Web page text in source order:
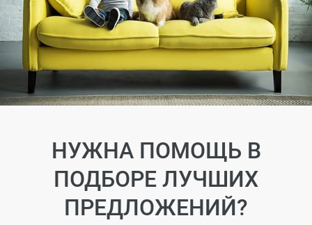
НУЖНА ПОМОЩЬ В
ПОДБОРЕ ЛУЧШИХ
ПРЕДЛОЖЕНИЙ?